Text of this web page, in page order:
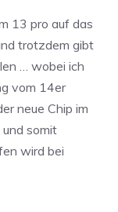
13 pro auf das
trotzdem gibt
… wobei ich
vom 14er
neue Chip im
somit
wird bei